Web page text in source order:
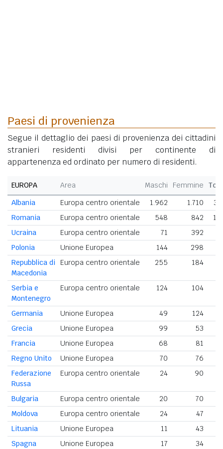
Paesi di provenienza
Segue il dettaglio dei paesi di provenienza dei cittadini
stranieri residenti divisi per continente di
appartenenza ed ordinato per numero di residenti.
EUROPA Area Maschi Femmine
Albania
Europa centro orientale 1.962 1.710
Romania
Europa centro orientale 548 842
Ucraina
Europa centro orientale 71 392
Polonia
Unione Europea 144 298
Repubblica di
Macedonia
Europa centro orientale 255 184
Serbia e
Montenegro
Europa centro orientale 124 104
Germania Unione Europea 49 124
Grecia
Unione Europea 99 53
Francia
Unione Europea 68 81
Regno Unito
Unione Europea 70 76
Federazione
Russa
Europa centro orientale 24 90
Bulgaria Europa centro orientale 20 70
Moldova
Europa centro orientale 24
47
Lituania
Unione Europea 11 43
Spagna
Unione Europea 17
34